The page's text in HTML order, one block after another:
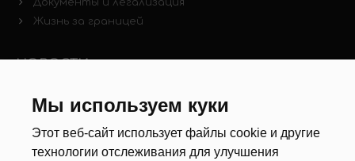
Мы используем куки
Этот веб-сайт использует файлы cookie и другие
технологии отслеживания для улучшения
Жизнь за границей
НОВОСТИ
Новости рынка труда